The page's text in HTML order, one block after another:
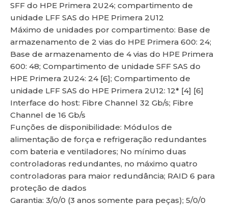
SFF do HPE Primera 2U24; compartimento de
unidade LFF SAS do HPE Primera 2U12
Máximo de unidades por compartimento: Base de
armazenamento de 2 vias do HPE Primera 600: 24;
Base de armazenamento de 4 vias do HPE Primera
600: 48; Compartimento de unidade SFF SAS do
HPE Primera 2U24: 24 [6]; Compartimento de
unidade LFF SAS do HPE Primera 2U12: 12* [4] [6]
Interface do host: Fibre Channel 32 Gb/s; Fibre
Channel de 16 Gb/s
Funções de disponibilidade: Módulos de
alimentação de força e refrigeração redundantes
com bateria e ventiladores; No mínimo duas
controladoras redundantes, no máximo quatro
controladoras para maior redundância; RAID 6 para
proteção de dados
Garantia: 3/0/0 (3 anos somente para peças); 5/0/0